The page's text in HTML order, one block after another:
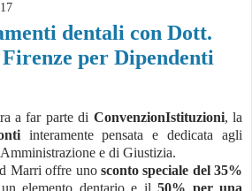
dentali con Dott.
per Dipendenti
a far parte di ConvenzionIstituzioni, la
interamente pensata e dedicata agli
e di Giustizia.
Marri offre uno sconto speciale del 35%
elemento dentario e il50% per una